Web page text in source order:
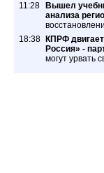
11:28
Вышел
анализа
18:38
КПРФ
Россия» -
могут урвать